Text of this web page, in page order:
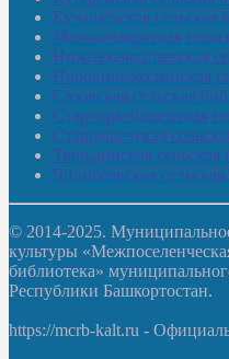
Кучашевская
Малокачаковская
Нижнекачмашевская
Новокильбахтинская
Сазовская сельская
Староорьебашевская
Старояшевская
Тюльдинская
Чилибеевская
© 2014-2025.
культуры
библиотека»
Республики Башкортостан.
https://mcrb-kalt.ru -